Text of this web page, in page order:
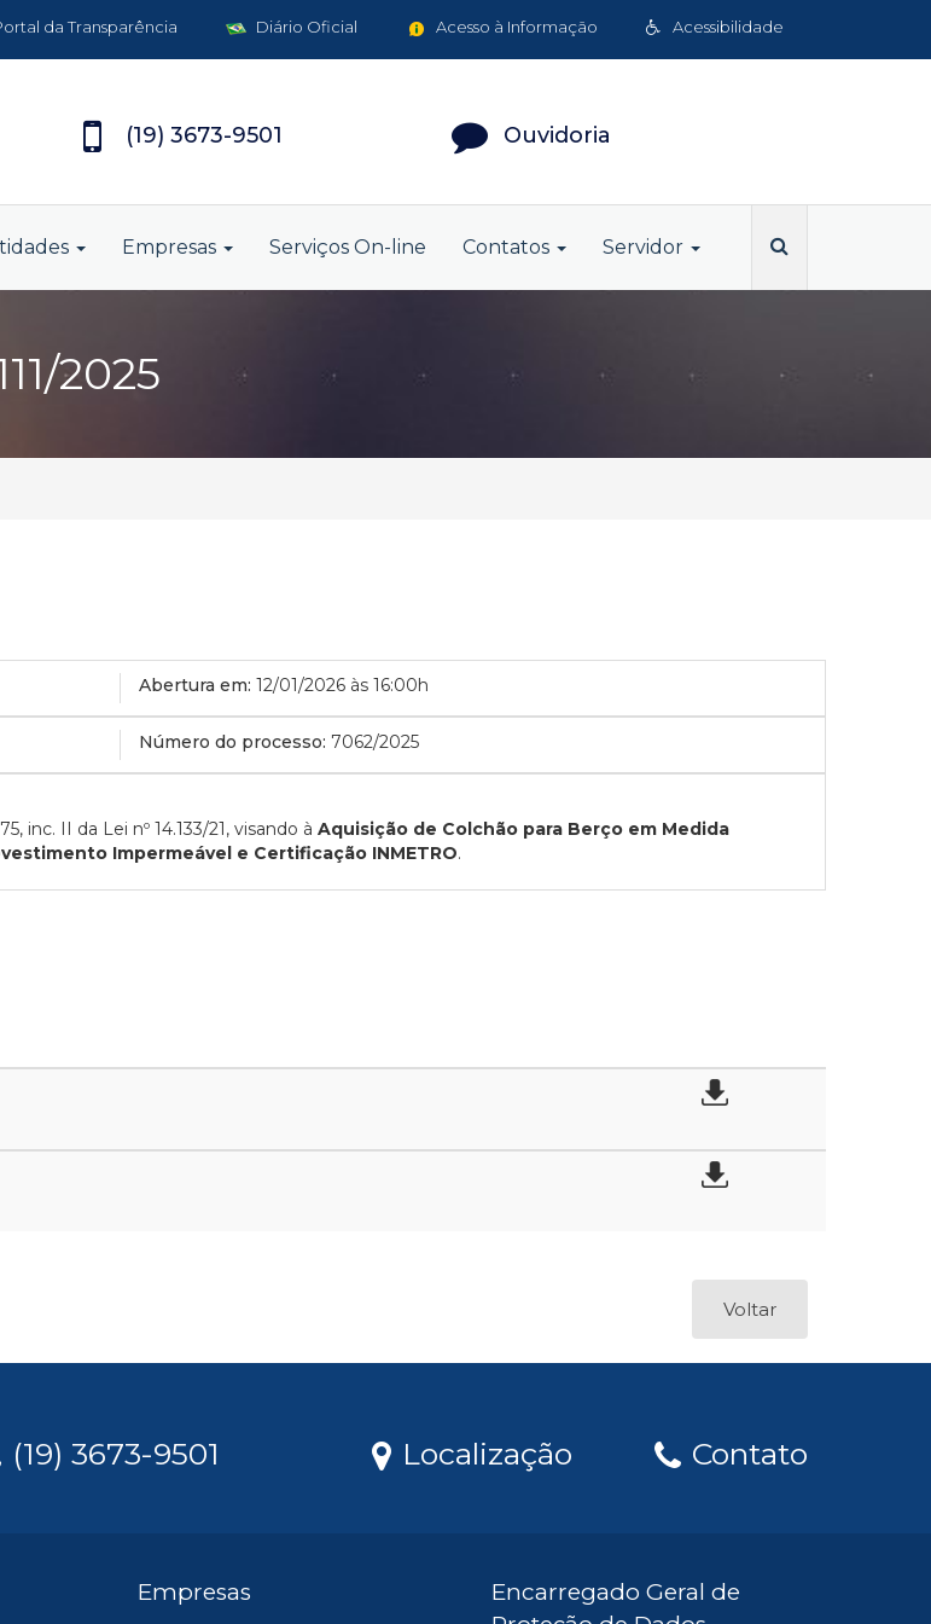
Acessibilidade
Acesso à Informação
Diário Oficial
da Transparência
(19) 3673-9501 Ouvidoria
Empresas Serviços On-line Contatos Servidor
2025
Abertura em: 12/01/2026 às 16:00h
Número do processo: 7062/2025
inc. II da Lei nº 14.133/21, visando à Aquisição de Colchão para Berço em Medida
Impermeável e Certificação INMETRO.
Voltar
(19) 3673-9501 Localização Contato
Empresas
Encarregado Geral de